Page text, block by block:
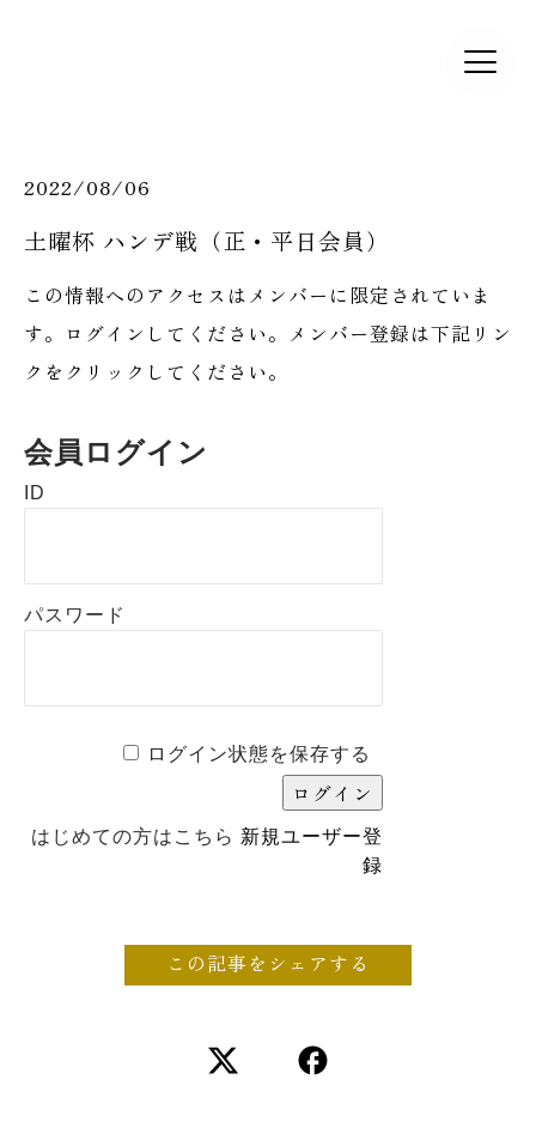
2022/08/06
土曜杯 ハンデ戦（正・平日会員）
この情報へのアクセスはメンバーに限定されていま
す。ログインしてください。メンバー登録は下記リン
クをクリックしてください。
会員ログイン
ID
パスワード
ログイン状態を保存する
はじめての方はこちら 新規ユーザー登
録
この記事をシェアする